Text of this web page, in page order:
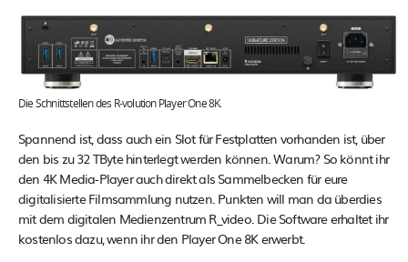
Die Schnittstellen des R-volution Player One 8K.
Spannend ist, dass auch ein Slot für Festplatten vorhanden ist, über
den bis zu 32 TByte hinterlegt werden können. Warum? So könnt ihr
den 4K Media-Player auch direkt als Sammelbecken für eure
digitalisierte Filmsammlung nutzen. Punkten will man da überdies
mit dem digitalen Medienzentrum R_video. Die Software erhaltet ihr
kostenlos dazu, wenn ihr den Player One 8K erwerbt.